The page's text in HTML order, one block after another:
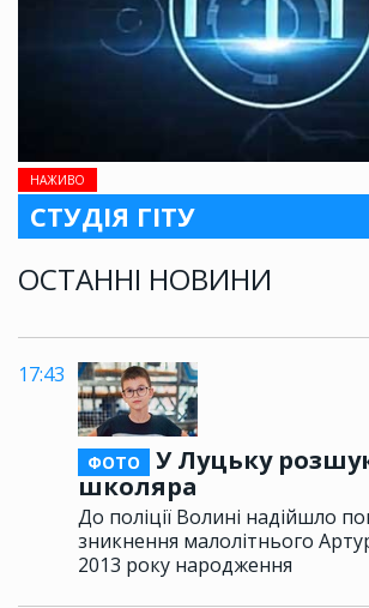
НАЖИВО
СТУДІЯ ГІТУ
ОСТАННІ НОВИНИ
17:43
ФОТО
У Луцьку
школяра
До поліції Волині надійшло
зникнення малолітнього
2013 року народження